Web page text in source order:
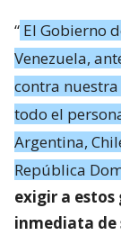
“ El Gobierno
Venezuela,
contra
todo el
Argentina,
República
exigir a
inmediata de